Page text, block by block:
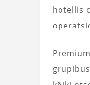
hotellis